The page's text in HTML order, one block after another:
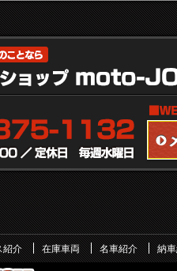
紹介 在庫車両 名車紹介 納